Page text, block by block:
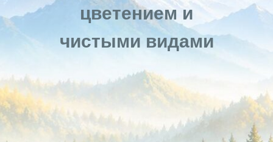
цветением и
чистыми видами